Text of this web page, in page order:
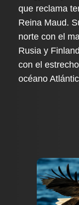
que reclama
Reina Maud.
norte con el
Rusia y
con el
océano